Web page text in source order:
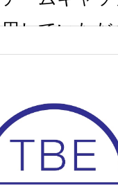
用していた